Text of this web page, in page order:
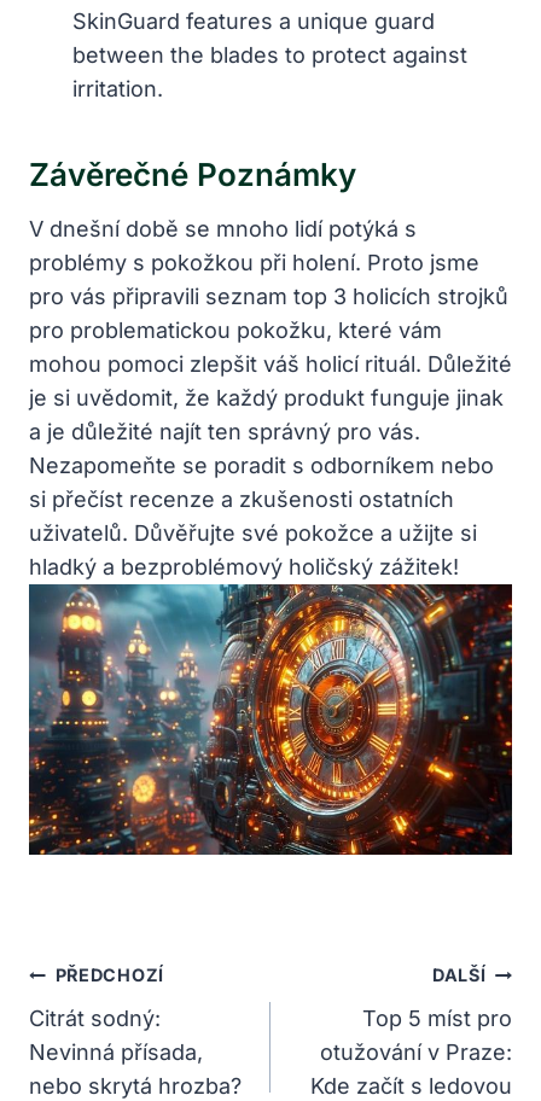
SkinGuard features a unique guard
between the blades to protect against
irritation.
Závěrečné Poznámky
V dnešní době se mnoho lidí potýká s
problémy s pokožkou při holení. Proto jsme
pro vás připravili seznam top 3 holicích strojků
pro problematickou pokožku, které vám
mohou pomoci zlepšit váš holicí rituál. Důležité
je si uvědomit, že každý produkt funguje jinak
a je důležité najít ten správný pro vás.
Nezapomeňte se poradit s odborníkem nebo
si přečíst recenze a zkušenosti ostatních
uživatelů. Důvěřujte své pokožce a užijte si
hladký a bezproblémový holičský zážitek!
Navigace
Pro
Příspěvek
PŘEDCHOZÍ
Citrát sodný:
Nevinná přísada,
nebo skrytá hrozba?
DALŠÍ
Top 5 míst pro
otužování v Praze:
Kde začít s ledovou